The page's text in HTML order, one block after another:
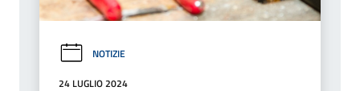
NOTIZIE
24 LUGLIO 2024